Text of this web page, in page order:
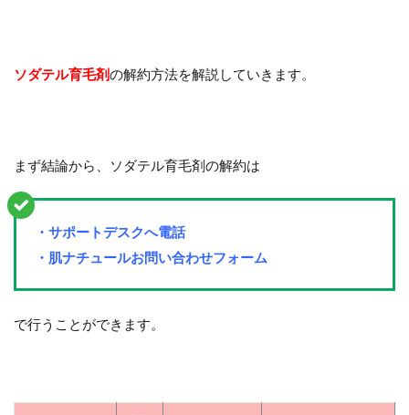
ソダテル育毛剤の解約方法を解説していきます。
まず結論から、ソダテル育毛剤の解約は
・サポートデスクへ電話
・肌ナチュールお問い合わせフォーム
で行うことができます。